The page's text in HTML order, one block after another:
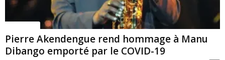
Pierre Akendengue rend hommage à Manu
Dibango emporté par le COVID-19